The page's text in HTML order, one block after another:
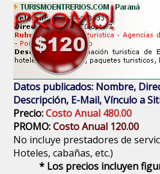
Datos publicados: Nombre,
Descripción, E-Mail, Vínculo a
Precio:Costo Anual 480.00
PROMO:Costo Anual 120.00
No incluye prestadores de
Hoteles, cabañas, etc.)
* Los precios incluyen